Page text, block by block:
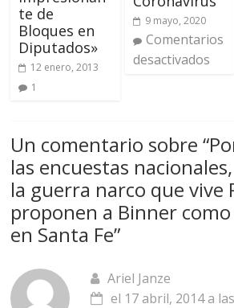
te de
Bloques en
Diputados»
12 enero, 2013
1
9 mayo, 2020
Comentarios
desactivados
Un comentario sobre “
las encuestas
la guerra narco que vive
proponen a Binner
en Santa Fe”
Ariel Janze
el 17 abril, 2014 a